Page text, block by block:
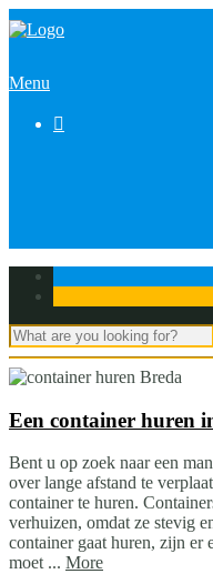
Menu

Een container huren
Bent u op zoek naar een
over lange afstand te
container te huren.
verhuizen, omdat ze stevig
container gaat huren, zijn er
moet ... More